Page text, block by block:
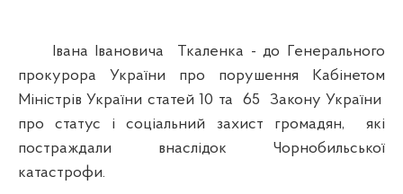
Івана Івановича Ткаленка - до Генерального
прокурора України про порушення Кабінетом
Міністрів України статей 10 та 65 Закону України
про статус і соціальний захист громадян, які
постраждали внаслідок Чорнобильської
катастрофи.